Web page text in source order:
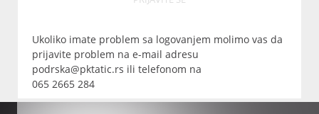
Ukoliko imate problem sa logovanjem molimo vas da
prijavite problem na e-mail adresu
podrska@pktatic.rs ili telefonom na
065 2665 284